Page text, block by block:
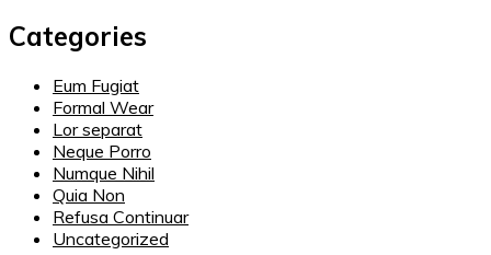
Categories
Eum Fugiat
Formal Wear
Lor separat
Neque Porro
Numque Nihil
Quia Non
Refusa Continuar
Uncategorized